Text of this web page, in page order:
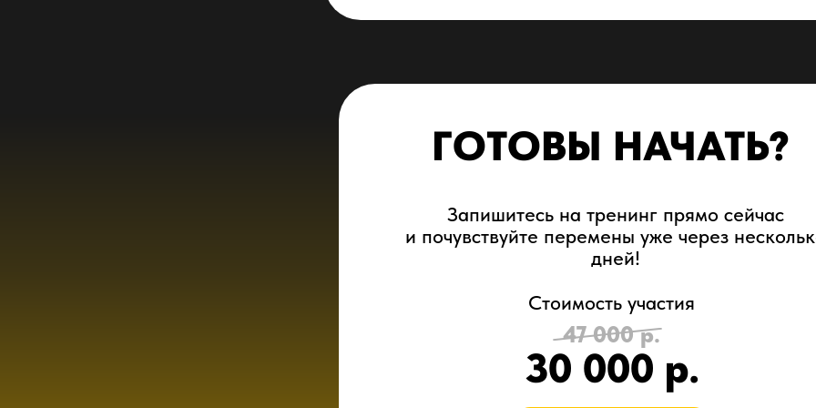
Запишитесь на тренинг прямо сейчас
и почувствуйте перемены уже через
дней!
30 000 р.
Стоимость участия
47 000 р.
ГОТОВЫ НАЧАТЬ?